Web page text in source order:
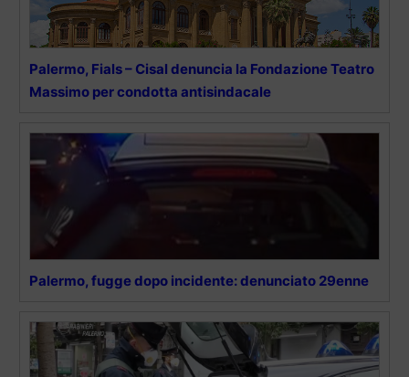
Palermo, Fials – Cisal denuncia la Fondazione Teatro
Massimo per condotta antisindacale
Palermo, fugge dopo incidente: denunciato 29enne